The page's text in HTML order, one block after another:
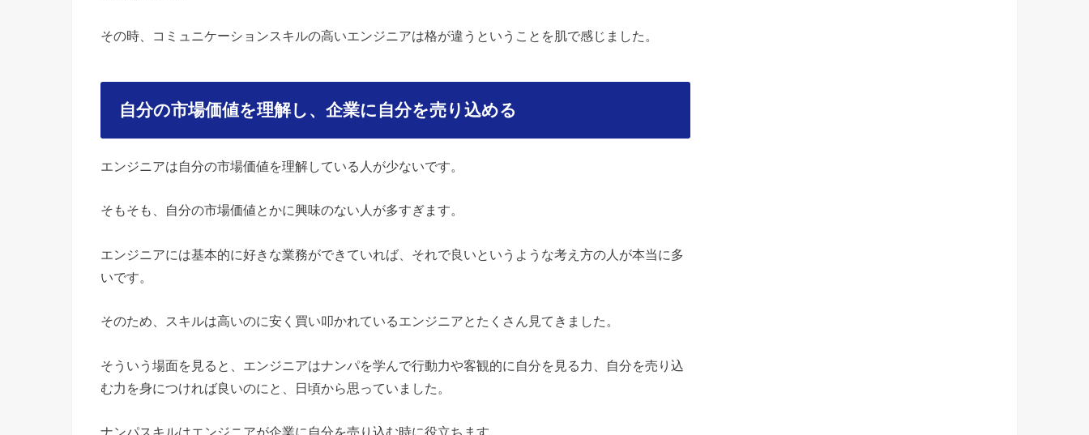
その時、コミュニケーションスキルの高いエンジニアは格が違うということを肌で感じました。
自分の市場価値を理解し、企業に自分を売り込める
エンジニアは自分の市場価値を理解している人が少ないです。
そもそも、自分の市場価値とかに興味のない人が多すぎます。
エンジニアには基本的に好きな業務ができていれば、それで良いというような考え方の人が本当に多
いです。
そのため、スキルは高いのに安く買い叩かれているエンジニアとたくさん見てきました。
そういう場面を見ると、エンジニアはナンパを学んで行動力や客観的に自分を見る力、自分を売り込
む力を身につければ良いのにと、日頃から思っていました。
ナンパスキルはエンジニアが企業に自分を売り込む時に役立ちます。